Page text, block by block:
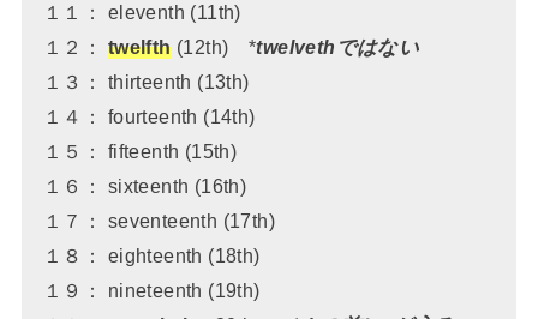
１１： eleventh (11th)
１２： twelfth(12th) *twelvethではない
１３： thirteenth (13th)
１４： fourteenth (14th)
１５： fifteenth (15th)
１６： sixteenth (16th)
１７： seventeenth (17th)
１８： eighteenth (18th)
１９： nineteenth (19th)